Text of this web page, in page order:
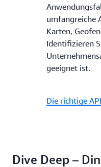
umfangreiche
Karten,
Identifizieren
geeignet ist.
Die richtige
Dive Deep –